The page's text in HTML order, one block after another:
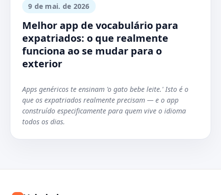
9 de mai. de 2026
Melhor app de vocabulário para
expatriados: o que realmente
funciona ao se mudar para o
exterior
Apps genéricos te ensinam 'o gato bebe leite.' Isto é o
que os expatriados realmente precisam — e o app
construído especificamente para quem vive o idioma
todos os dias.